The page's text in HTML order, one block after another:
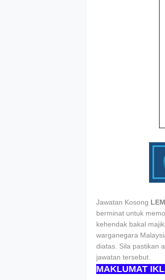
Jawatan Kosong
berminat untuk
kehendak bakal
warganegara
diatas. Sila pastikan
jawatan tersebut.
MAKLUMAT